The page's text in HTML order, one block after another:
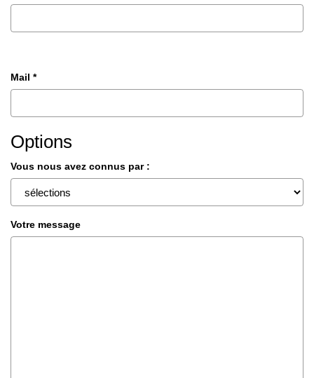
Mail *
Options
Vous nous avez connus par :
Votre message